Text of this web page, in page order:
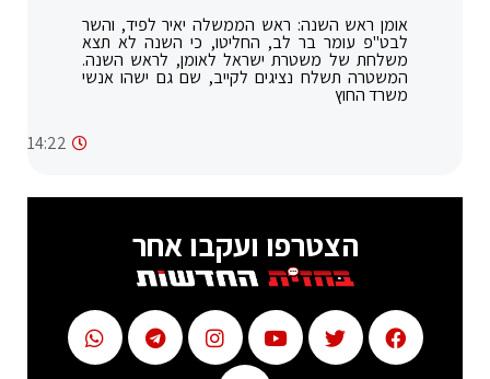
אומן ראש השנה: ראש הממשלה יאיר לפיד, והשר
לבט"פ עומר בר לב, החליטו, כי השנה לא תצא
משלחת של משטרת ישראל לאומן, לראש השנה.
המשטרה תשלח נציגים לקייב, שם גם ישהו אנשי
משרד החוץ
14:22
הצטרפו ועקבו אחר